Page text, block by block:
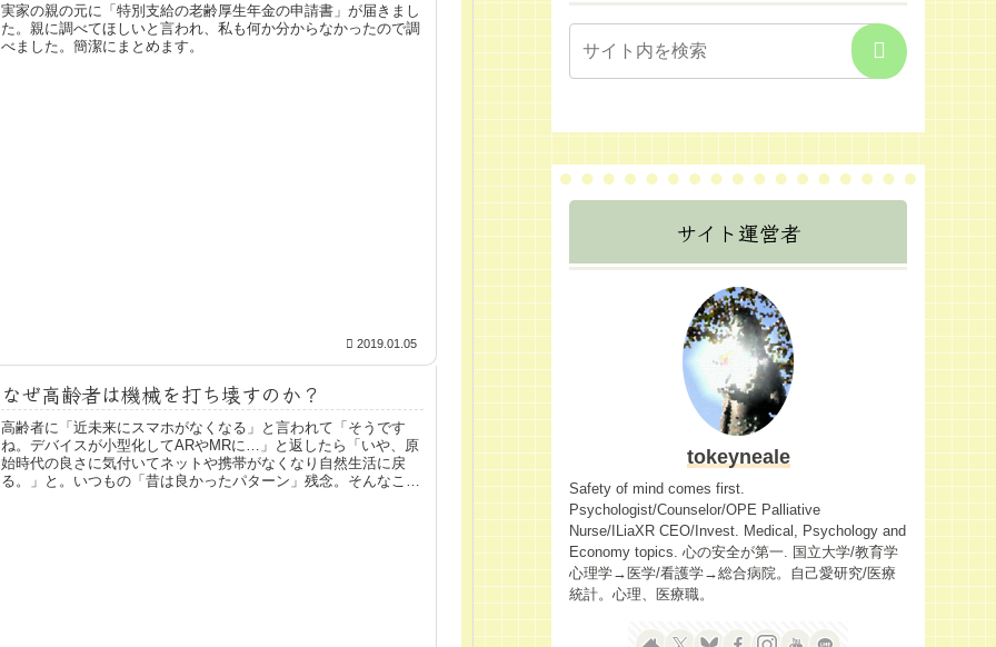
実家の親の元に「特別支給の老齢厚生年金の申請書」が届きまし
た。親に調べてほしいと言われ、私も何か分からなかったので調
べました。簡潔にまとめます。
2019.01.05
なぜ高齢者は機械を打ち壊すのか？
高齢者に「近未来にスマホがなくなる」と言われて「そうです
ね。デバイスが小型化してARやMRに…」と返したら「いや、原
始時代の良さに気付いてネットや携帯がなくなり自然生活に戻
る。」と。いつもの「昔は良かったパターン」残念。そんなこと
サイト運営者
tokeyneale
Safety of mind comes first.
Psychologist/Counselor/OPE Palliative
Nurse/ILiaXR CEO/Invest. Medical, Psychology and
Economy topics. 心の安全が第一. 国立大学/教育学
心理学→医学/看護学→総合病院。自己愛研究/医療
統計。心理、医療職。